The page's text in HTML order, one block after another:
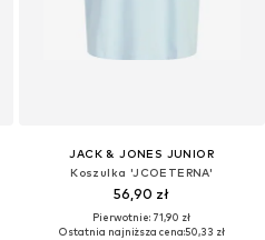
JACK & JONES JUNIOR
Koszulka 'JCOETERNA'
56,90 zł
Pierwotnie: 71,90 zł
Ostatnia najniższa cena:50,33 zł